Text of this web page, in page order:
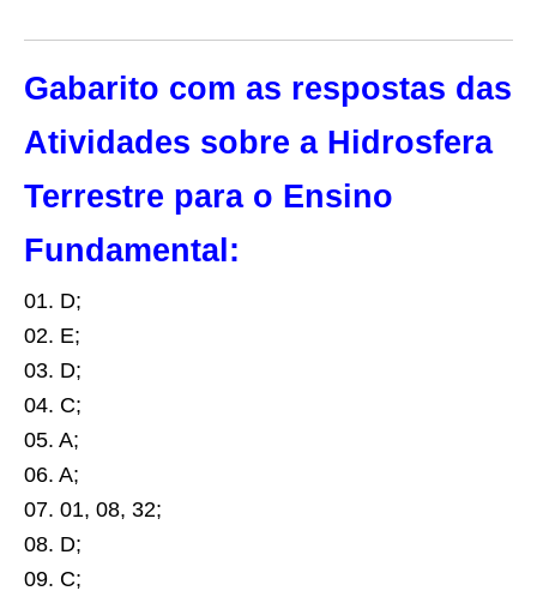
Gabarito com as respostas das
Atividades sobre a Hidrosfera
Terrestre para o Ensino
Fundamental:
01. D;
02. E;
03. D;
04. C;
05. A;
06. A;
07. 01, 08, 32;
08. D;
09. C;